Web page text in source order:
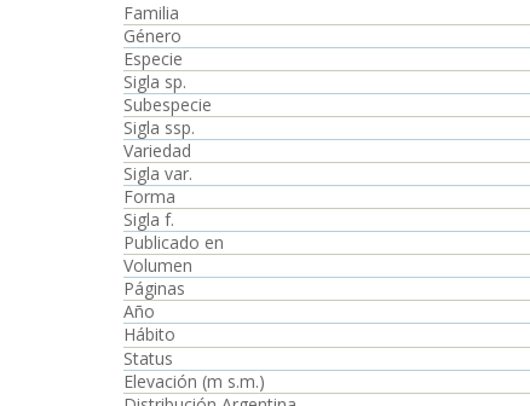
Familia
Género
Especie
Sigla sp.
Subespecie
Sigla ssp.
Variedad
Sigla var.
Forma
Sigla f.
Publicado en
Volumen
Páginas
Año
Hábito
Status
Elevación (m s.m.)